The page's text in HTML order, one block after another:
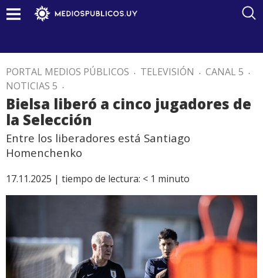
PORTAL MEDIOS PÚBLICOS . TELEVISIÓN . CANAL 5 .
NOTICIAS 5 .
Bielsa liberó a cinco jugadores de
la Selección
Entre los liberadores está Santiago
Homenchenko
17.11.2025 | tiempo de lectura: < 1 minuto